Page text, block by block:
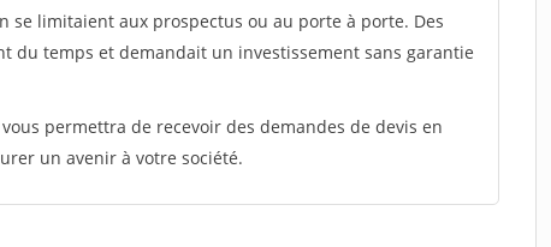
se limitaient aux prospectus ou au porte à porte. Des
du temps et demandait un investissement sans garantie
permettra de recevoir des demandes de devis en
un avenir à votre société.